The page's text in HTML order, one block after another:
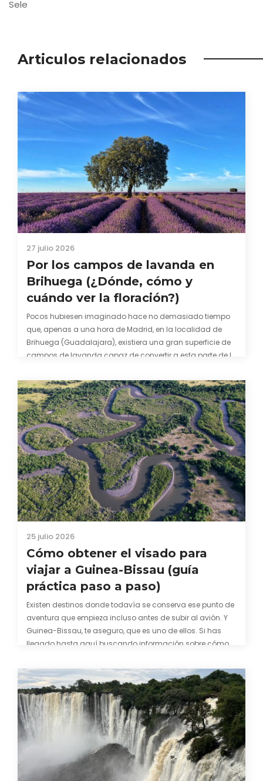
Sele
Articulos relacionados
27 julio 2026
Por los campos de lavanda en
Brihuega (¿Dónde, cómo y
cuándo ver la floración?)
Pocos hubiesen imaginado hace no demasiado tiempo
que, apenas a una hora de Madrid, en la localidad de
Brihuega (Guadalajara), existiera una gran superficie de
campos de lavanda capaz de convertir a esta parte de la
color morado se…
25 julio 2026
Cómo obtener el visado para
viajar a Guinea-Bissau (guía
práctica paso a paso)
Existen destinos donde todavía se conserva ese punto de
aventura que empieza incluso antes de subir al avión. Y
Guinea-Bissau, te aseguro, que es uno de ellos. Si has
llegado hasta aquí buscando información sobre cómo
probablemente ya te hayas encontrado con que…